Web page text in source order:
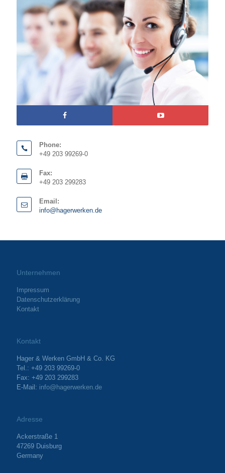
Phone:
+49 203 99269-0
Fax:
+49 203 299283
Email:
info@hagerwerken.de
Unternehmen
Impressum
Datenschutzerklärung
Kontakt
Kontakt
Hager & Werken GmbH & Co. KG
Tel.: +49 203 99269-0
Fax: +49 203 299283
E-Mail: info@hagerwerken.de
Adresse
Ackerstraße 1
47269 Duisburg
Germany